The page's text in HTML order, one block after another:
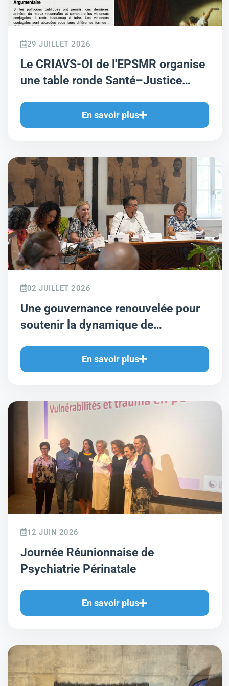
29 JUILLET 2026
Le CRIAVS-OI de l'EPSMR organise
une table ronde Santé–Justice
au sein du couple
En savoir plus
02 JUILLET 2026
Une gouvernance renouvelée pour
soutenir la dynamique de
En savoir plus
12 JUIN 2026
Journée Réunionnaise de
Psychiatrie Périnatale
En savoir plus